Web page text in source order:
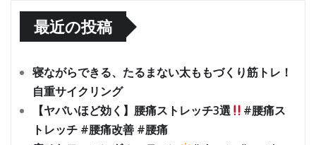
最近の投稿
寝ながらできる、たるまない太ももづくり筋トレ！
自重サイクリング
【ヤバいほど効く】腰痛ストレッチ3選
#腰痛ス
トレッチ #腰痛改善 #腰痛